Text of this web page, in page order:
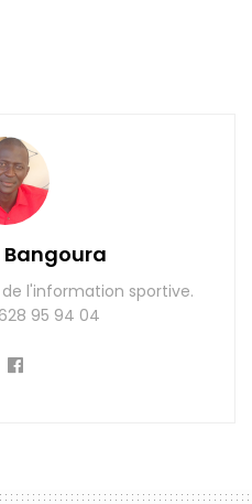
l'information sportive.
95 94 04